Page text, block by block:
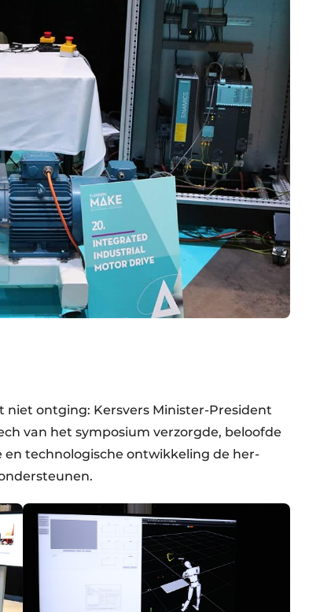
niet ontging: Kersvers Minister-President
van het symposium verzorgde, beloofde
technologische ontwikkeling de her-